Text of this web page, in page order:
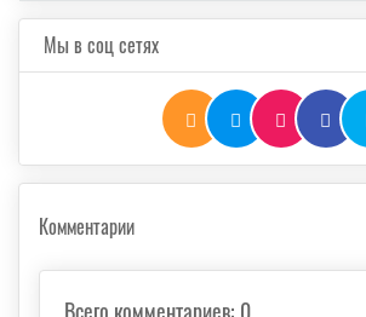
Мы в соц сетях
Комментарии